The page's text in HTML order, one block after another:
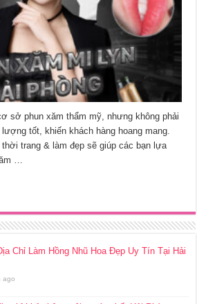
sở phun xăm thẩm mỹ, nhưng không phải
tốt, khiến khách hàng hoang mang.
trang & làm đẹp sẽ giúp các bạn lựa
…
Chỉ Làm Hồng Nhũ Hoa Đẹp Uy Tín Tại Hải
ago